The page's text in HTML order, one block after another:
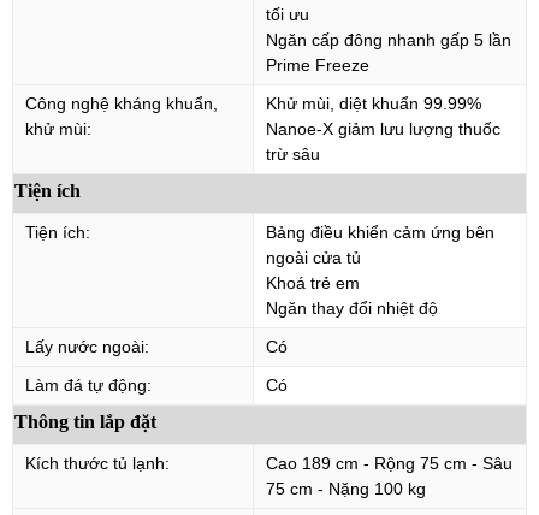
tối ưu
Ngăn cấp đông nhanh gấp 5 lần
Prime Freeze
Công nghệ kháng khuẩn,
khử mùi:
Khử mùi, diệt khuẩn 99.99%
Nanoe-X giảm lưu lượng thuốc
trừ sâu
Tiện ích
Tiện ích:
Bảng điều khiển cảm ứng bên
ngoài cửa tủ
Khoá trẻ em
Ngăn thay đổi nhiệt độ
Lấy nước ngoài:
Có
Làm đá tự động:
Có
Thông tin lắp đặt
Kích thước tủ lạnh:
Cao 189 cm - Rộng 75 cm - Sâu
75 cm - Nặng 100 kg